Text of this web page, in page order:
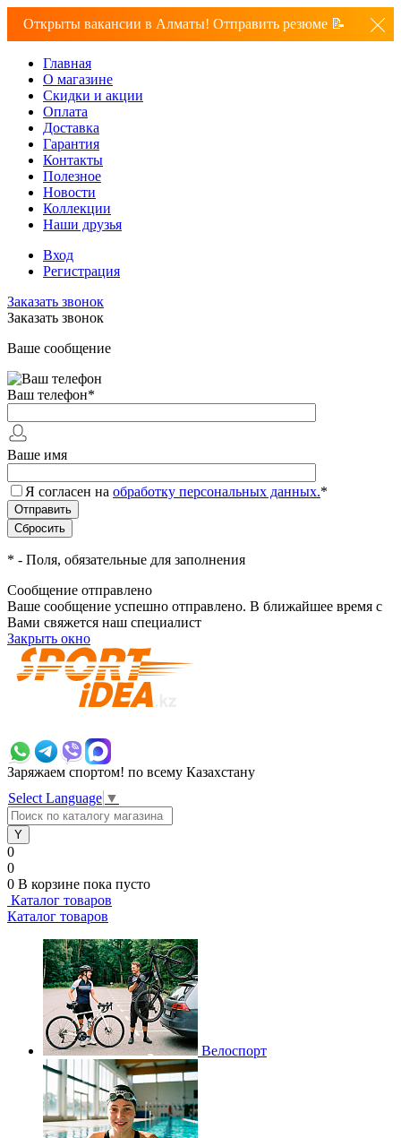
Открыты вакансии в Алматы! Отправить резюме 📝
Главная
О магазине
Скидки и акции
Оплата
Доставка
Гарантия
Контакты
Полезное
Новости
Коллекции
Наши друзья
Вход
Регистрация
Заказать звонок
Заказать звонок
Ваше сообщение
Ваш телефон*
Ваше имя
Я согласен на обработку персональных данных.*
* - Поля, обязательные для заполнения
Сообщение отправлено
Ваше сообщение успешно отправлено. В ближайшее время с
Вами свяжется наш специалист
Закрыть окно
Заряжаем спортом! по всему Казахстану
Select Language ▼
0
0
0 В корзине пока пусто
Каталог товаров
Каталог товаров
Велоспорт